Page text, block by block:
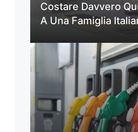
Costare Davvero
A Una Famiglia